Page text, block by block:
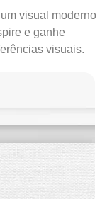
visual moderno
e ganhe
visuais.